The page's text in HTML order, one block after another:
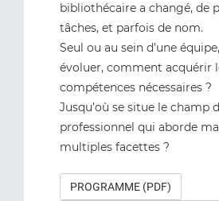
bibliothécaire a changé, de
tâches, et parfois de nom.
Seul ou au sein d’une
évoluer, comment acquérir
compétences nécessaires ?
Jusqu’où se situe le champ
professionnel qui aborde
multiples facettes ?
PROGRAMME (PDF)